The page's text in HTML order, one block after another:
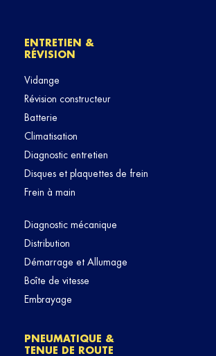
ENTRETIEN &
RÉVISION
Vidange
Révision constructeur
Batterie
Climatisation
Diagnostic entretien
Disques et plaquettes de frein
Frein à main
Diagnostic mécanique
Distribution
Démarrage et Allumage
Boîte de vitesse
Embrayage
PNEUMATIQUE &
TENUE DE ROUTE